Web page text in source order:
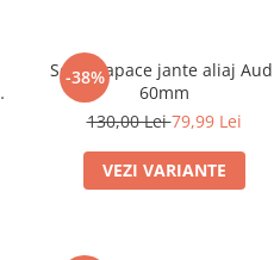
-38%
Set 4 Capace jante aliaj
60mm
130,00 Lei79,99 Lei
VEZI VARIANTE